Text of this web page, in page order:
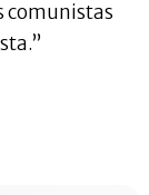
comunistas